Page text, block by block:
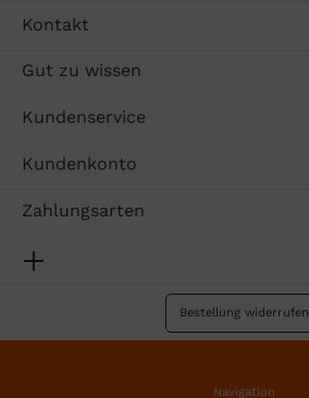
Kontakt
Gut zu wissen
Kundenservice
Kundenkonto
Zahlungsarten
Bestellung widerrufen
Navigation